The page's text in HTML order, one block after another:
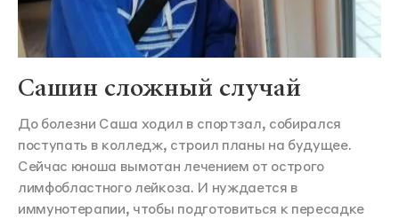
Сашин сложный случай
До болезни Саша ходил в спортзал, собирался
поступать в колледж, строил планы на будущее.
Сейчас юноша вымотан лечением от острого
лимфобластного лейкоза. И нуждается в
иммунотерапии, чтобы подготовиться к пересадке